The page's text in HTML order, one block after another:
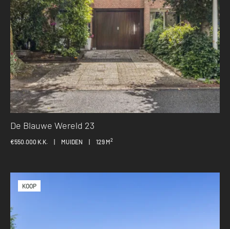
De Blauwe Wereld 23
€550.000 K.K. MUIDEN 129 M2
KOOP